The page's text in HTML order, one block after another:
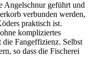
Angelschnur geführt und
verbunden werden,
praktisch ist.
kompliziertes
die Fangeffizienz. Selbst
so dass die Fischerei